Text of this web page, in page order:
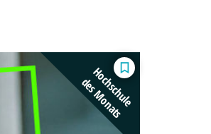
Hochschule
des Monats